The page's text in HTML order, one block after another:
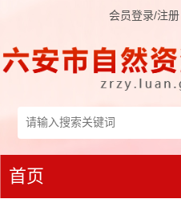
会员登录/注册
首页